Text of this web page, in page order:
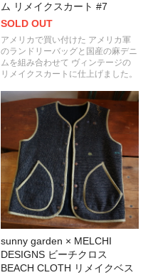
ム リメイクスカート #7
SOLD OUT
アメリカで買い付けた アメリカ軍
のランドリーバッグと国産の麻デニ
ムを組み合わせて ヴィンテージの
リメイクスカートに仕上げました。
sunny garden × MELCHI
DESIGNS ビーチクロス
BEACH CLOTH リメイクベス